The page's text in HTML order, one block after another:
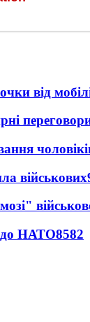
від
військових
до НАТО8582